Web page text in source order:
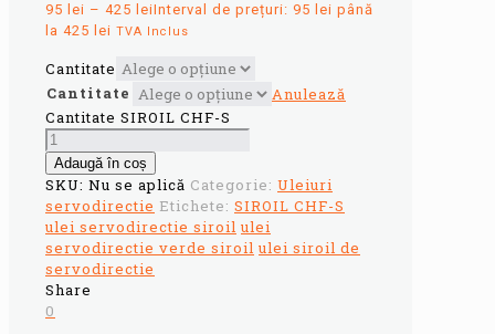
95 lei – 425 leiInterval de prețuri: 95 lei până
la 425 lei TVA Inclus
Cantitate
Cantitate
Anulează
Cantitate SIROIL CHF-S
Adaugă în coș
SKU: Nu se aplică Categorie: Uleiuri
servodirectie Etichete: SIROIL CHF-S
ulei servodirectie siroil ulei
servodirectie verde siroil ulei siroil de
servodirectie
Share
0